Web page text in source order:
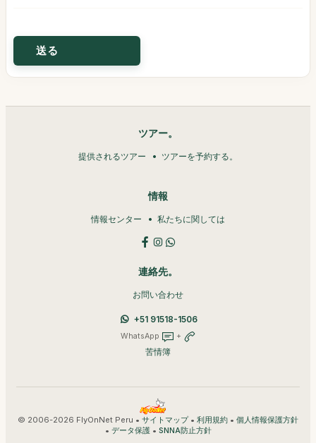
ツアー。
提供されるツアー ツアーを予約する。
情報
情報センター 私たちに関しては
連絡先。
お問い合わせ
+51 91518-1506
WhatsApp +
苦情簿
© 2006-2026 FlyOnNet Peru • サイトマップ• 利用規約 • 個人情報保護方針
• データ保護• SNNA防止方針